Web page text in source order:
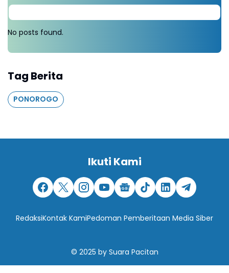
No posts found.
Tag Berita
PONOROGO
Ikuti Kami
RedaksiKontak KamiPedoman Pemberitaan Media Siber
© 2025 by Suara Pacitan